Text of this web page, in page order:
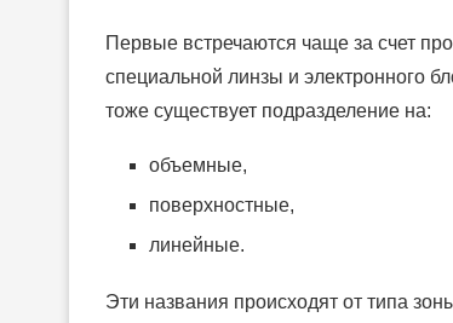
Первые встречаются чаще за счет
специальной линзы и электронного
тоже существует подразделение на:
объемные,
поверхностные,
линейные.
Эти названия происходят от типа